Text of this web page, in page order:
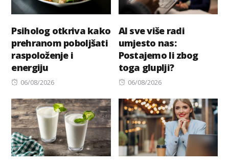
Psiholog otkriva kako
prehranom poboljšati
raspoloženje i
energiju
Posted
06/08/2026
AI sve više radi
umjesto nas:
Postajemo li zbog
toga gluplji?
Posted
06/08/2026